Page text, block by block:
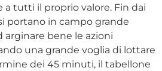
tutti il proprio valore. Fin dai
portano in campo grande
arginare bene le azioni
una grande voglia di lottare
dei 45 minuti, il tabellone